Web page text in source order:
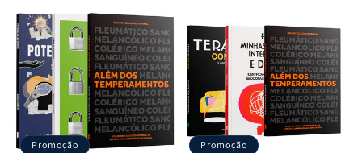
Raizes
da
Alma
|
O
Vício
Agradar
Raizes
da
Alma
|
O
Vício
de
Agradar
Quarto
de
Guerra
Livro
+
Devocional
Quarto
de
Guerra
|
Livro
+
Devocional
Promoção Promoção